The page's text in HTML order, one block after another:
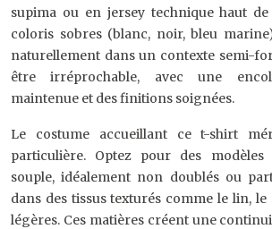
supima ou en jersey technique haut
coloris sobres (blanc, noir, bleu
naturellement dans un contexte semi-
être irréprochable, avec une
maintenue et des finitions soignées.
Le costume accueillant ce t-shirt
particulière. Optez pour des
souple, idéalement non doublés ou
dans des tissus texturés comme le lin,
légères. Ces matières créent une